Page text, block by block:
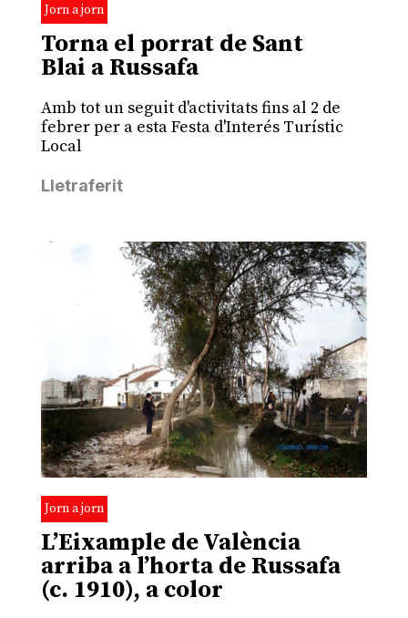
Jorn a jorn
Torna el porrat de Sant
Blai a Russafa
Amb tot un seguit d'activitats fins al 2 de
febrer per a esta Festa d'Interés Turístic
Local
Lletraferit
Jorn a jorn
L’Eixample de València
arriba a l’horta de Russafa
(c. 1910), a color